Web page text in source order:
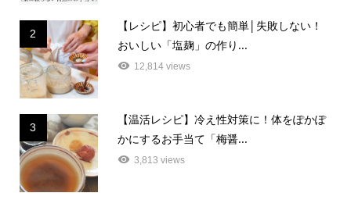
2
【レシピ】初心者でも簡単│失敗しない！
おいしい「塩麹」の作り...
12,814 views
3
【温活レシピ】冷え性対策に！体をぽかぽ
かにするお手当て「梅醤...
3,813 views